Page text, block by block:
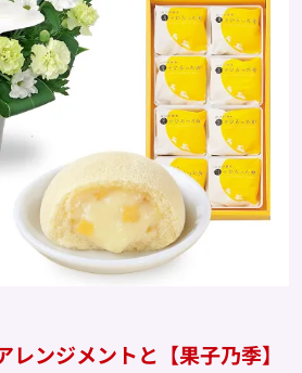
レンジメントと【果子乃季】